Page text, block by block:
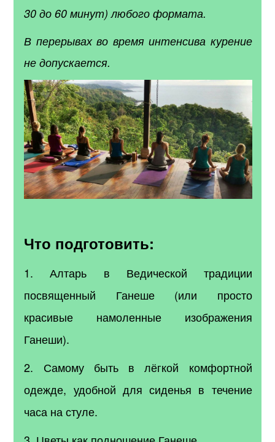
30 до 60 минут) любого формата.
В перерывах во время интенсива курение
не допускается.
Что подготовить:
1. Алтарь в Ведической традиции
посвященный Ганеше (или просто
красивые намоленные изображения
Ганеши).
2. Самому быть в лёгкой комфортной
одежде, удобной для сиденья в течение
часа на стуле.